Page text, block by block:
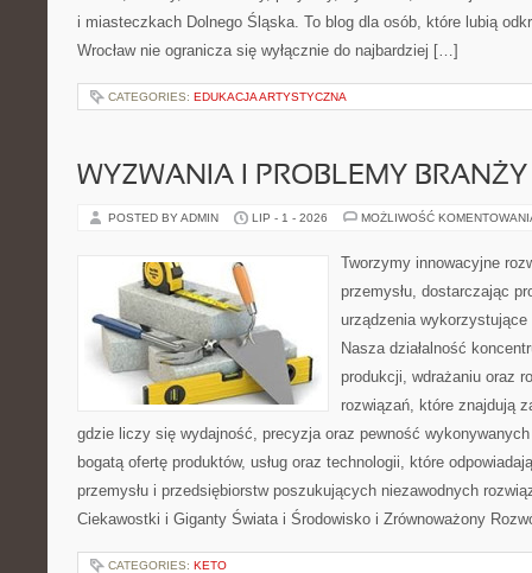
i miasteczkach Dolnego Śląska. To blog dla osób, które lubią
Wrocław nie ogranicza się wyłącznie do najbardziej […]
CATEGORIES: EDUKACJA ARTYSTYCZNA
WYZWANIA I PROBLEMY BRANŻY
POSTED BY ADMIN LIP - 1 - 2026 MOŻLIWOŚĆ
Tworzymy innowacyjne
przemysłu, dostarczając
urządzenia
Nasza działalność
produkcji, wdrażaniu oraz
rozwiązań, które znajdują
gdzie liczy się wydajność, precyzja oraz pewność
bogatą ofertę produktów, usług oraz technologii, które
przemysłu i przedsiębiorstw poszukujących niezawodnych
Ciekawostki i Giganty Świata i Środowisko i Zrównoważony
CATEGORIES: KETO